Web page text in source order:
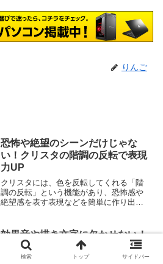
りんご
恐怖や絶望のシーンだけじゃな
い！クリスタの階調の反転で表現
力UP
クリスタには、色を反転してくれる「階
調の反転」という機能があり、恐怖感や
絶望感を表す表現などを簡単に作り出す
表現も解説していきます
効果音や描き文字に欠かせない！
クリスタで文字にきれいなフチを
付ける方法
検索 トップ サイドバー